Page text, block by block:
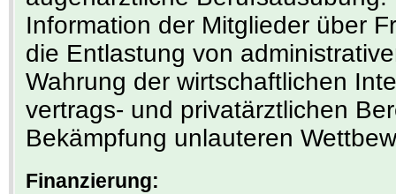
Information der Mitglieder über
die Entlastung von
Wahrung der wirtschaftlichen
vertrags- und privatärztlichen
Bekämpfung unlauteren
Finanzierung: